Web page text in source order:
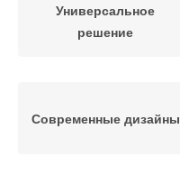
Универсальное
решение
Современные дизайны